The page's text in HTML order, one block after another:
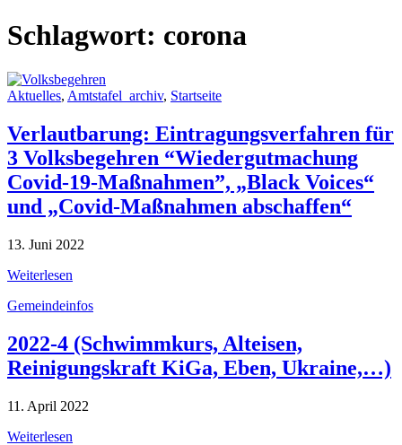
Schlagwort: corona
Aktuelles, Amtstafel_archiv, Startseite
Verlautbarung: Eintragungsverfahren für
3 Volksbegehren “Wiedergutmachung
Covid-19-Maßnahmen”, „Black Voices“
und „Covid-Maßnahmen abschaffen“
13. Juni 2022
Weiterlesen
Gemeindeinfos
2022-4 (Schwimmkurs, Alteisen,
Reinigungskraft KiGa, Eben, Ukraine,…)
11. April 2022
Weiterlesen